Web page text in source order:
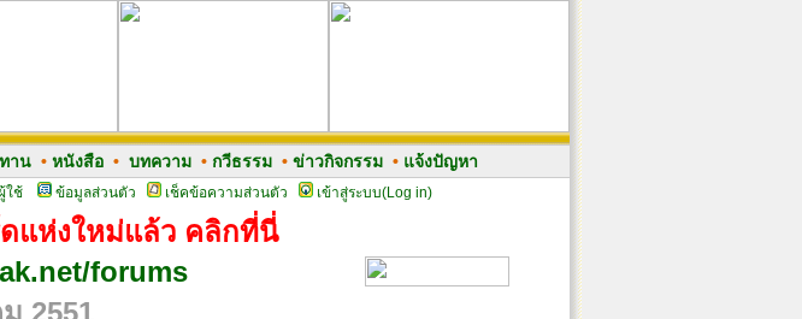
าน• หนังสือ• บทความ• กวีธรรม• ข่าวกิจกรรม• แจ้งปัญหา
ใช้ ข้อมูลส่วนตัว เช็คข้อความส่วนตัว เข้าสู่ระบบ(Log in)
ดแห่งใหม่แล้ว คลิกที่นี่
forums
2551